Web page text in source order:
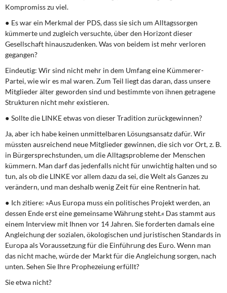
Kompromiss zu viel.
● Es war ein Merkmal der PDS, dass sie sich um Alltagssorgen
kümmerte und zugleich versuchte, über den Horizont dieser
Gesellschaft hinauszudenken. Was von beidem ist mehr verloren
gegangen?
Eindeutig: Wir sind nicht mehr in dem Umfang eine Kümmerer-
Partei, wie wir es mal waren. Zum Teil liegt das daran, dass unsere
Mitglieder älter geworden sind und bestimmte von ihnen getragene
Strukturen nicht mehr existieren.
● Sollte die LINKE etwas von dieser Tradition zurückgewinnen?
Ja, aber ich habe keinen unmittelbaren Lösungsansatz dafür. Wir
müssten ausreichend neue Mitglieder gewinnen, die sich vor Ort, z. B.
in Bürgersprechstunden, um die Alltagsprobleme der Menschen
kümmern. Man darf das jedenfalls nicht für unwichtig halten und so
tun, als ob die LINKE vor allem dazu da sei, die Welt als Ganzes zu
verändern, und man deshalb wenig Zeit für eine Rentnerin hat.
● Ich zitiere: »Aus Europa muss ein politisches Projekt werden, an
dessen Ende erst eine gemeinsame Währung steht.« Das stammt aus
einem Interview mit Ihnen vor 14 Jahren. Sie forderten damals eine
Angleichung der sozialen, ökologischen und juristischen Standards in
Europa als Voraussetzung für die Einführung des Euro. Wenn man
das nicht mache, würde der Markt für die Angleichung sorgen, nach
unten. Sehen Sie Ihre Prophezeiung erfüllt?
Sie etwa nicht?